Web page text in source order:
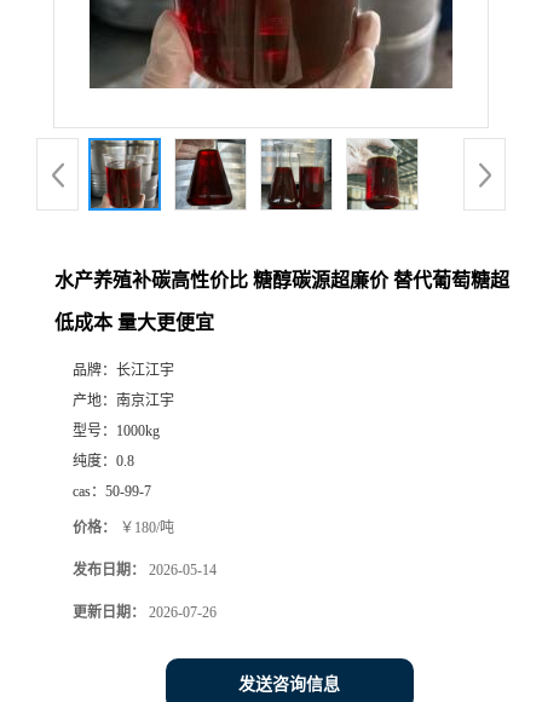
水产养殖补碳高性价比 糖醇碳源超廉价 替代葡萄糖超
低成本 量大更便宜
品牌： 长江江宇
产地： 南京江宇
型号： 1000kg
纯度： 0.8
cas： 50-99-7
价格： ￥180/吨
发布日期： 2026-05-14
更新日期： 2026-07-26
发送咨询信息